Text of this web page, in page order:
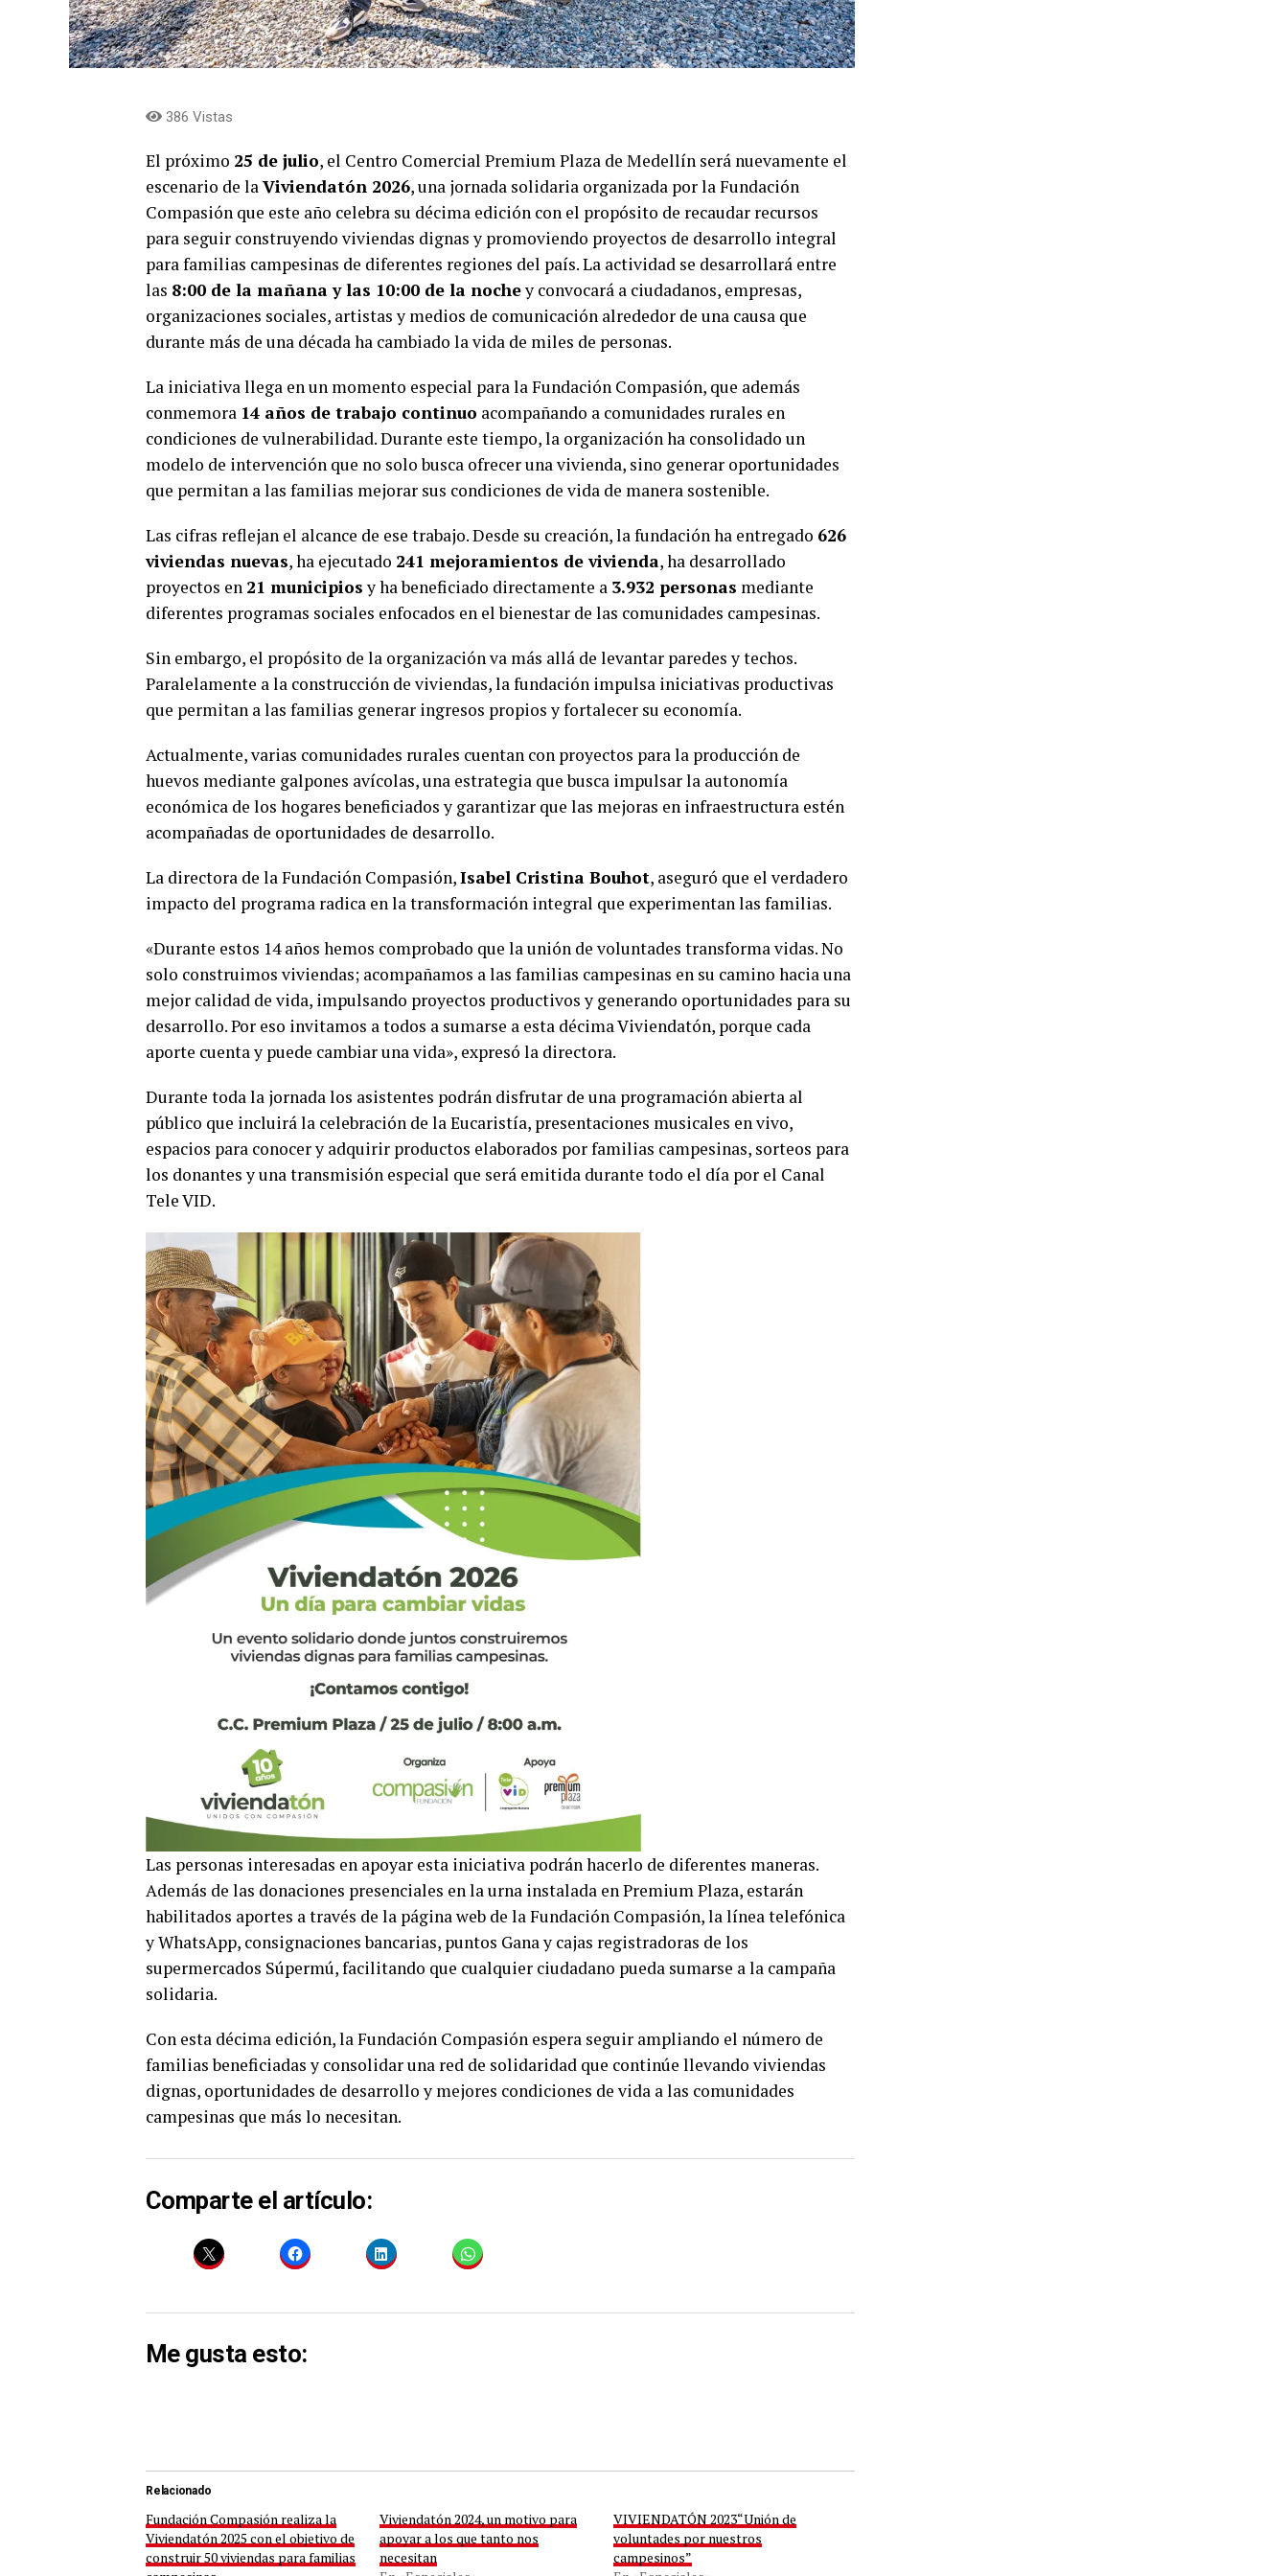
386 Vistas
El próximo 25 de julio, el Centro Comercial Premium Plaza de Medellín será nuevamente el
escenario de laViviendatón 2026, una jornada solidaria organizada por la Fundación
Compasión que este año celebra su décima edición con el propósito de recaudar recursos
para seguir construyendo viviendas dignas y promoviendo proyectos de desarrollo integral
para familias campesinas de diferentes regiones del país. La actividad se desarrollará entre
las 8:00 de la mañana y las 10:00 de la nochey convocará a ciudadanos, empresas,
organizaciones sociales, artistas y medios de comunicación alrededor de una causa que
durante más de una década ha cambiado la vida de miles de personas.
La iniciativa llega en un momento especial para la Fundación Compasión, que además
conmemora 14 años de trabajo continuo acompañando a comunidades rurales en
condiciones de vulnerabilidad. Durante este tiempo, la organización ha consolidado un
modelo de intervención que no solo busca ofrecer una vivienda, sino generar oportunidades
que permitan a las familias mejorar sus condiciones de vida de manera sostenible.
Las cifras reflejan el alcance de ese trabajo. Desde su creación, la fundación ha entregado 626
viviendas nuevas, ha ejecutado 241 mejoramientos de vivienda, ha desarrollado
proyectos en 21 municipiosy ha beneficiado directamente a 3.932 personas mediante
diferentes programas sociales enfocados en el bienestar de las comunidades campesinas.
Sin embargo, el propósito de la organización va más allá de levantar paredes y techos.
Paralelamente a la construcción de viviendas, la fundación impulsa iniciativas productivas
que permitan a las familias generar ingresos propios y fortalecer su economía.
Actualmente, varias comunidades rurales cuentan con proyectos para la producción de
huevos mediante galpones avícolas, una estrategia que busca impulsar la autonomía
económica de los hogares beneficiados y garantizar que las mejoras en infraestructura estén
acompañadas de oportunidades de desarrollo.
La directora de la Fundación Compasión,Isabel Cristina Bouhot, aseguró que el verdadero
impacto del programa radica en la transformación integral que experimentan las familias.
«Durante estos 14 años hemos comprobado que la unión de voluntades transforma vidas. No
solo construimos viviendas; acompañamos a las familias campesinas en su camino hacia una
mejor calidad de vida, impulsando proyectos productivos y generando oportunidades para su
desarrollo. Por eso invitamos a todos a sumarse a esta décima Viviendatón, porque cada
aporte cuenta y puede cambiar una vida», expresó la directora.
Durante toda la jornada los asistentes podrán disfrutar de una programación abierta al
público que incluirá la celebración de la Eucaristía, presentaciones musicales en vivo,
espacios para conocer y adquirir productos elaborados por familias campesinas, sorteos para
los donantes y una transmisión especial que será emitida durante todo el día por el Canal
Tele VID.
Las personas interesadas en apoyar esta iniciativa podrán hacerlo de diferentes maneras.
Además de las donaciones presenciales en la urna instalada en Premium Plaza, estarán
habilitados aportes a través de la página web de la Fundación Compasión, la línea telefónica
y WhatsApp, consignaciones bancarias, puntos Gana y cajas registradoras de los
supermercados Súpermú, facilitando que cualquier ciudadano pueda sumarse a la campaña
solidaria.
Con esta décima edición, la Fundación Compasión espera seguir ampliando el número de
familias beneficiadas y consolidar una red de solidaridad que continúe llevando viviendas
dignas, oportunidades de desarrollo y mejores condiciones de vida a las comunidades
campesinas que más lo necesitan.
Comparte el artículo:
Me gusta esto:
Relacionado
Fundación Compasión realiza la
Viviendatón 2025 con el objetivo de
construir 50 viviendas para familias
Viviendatón 2024, un motivo para
apoyar a los que tanto nos
necesitan
VIVIENDATÓN 2023“Unión de
voluntades por nuestros
campesinos”